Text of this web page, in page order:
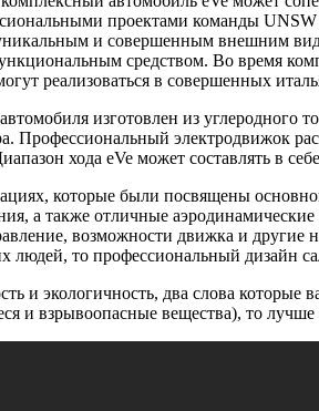
проектами команды UNSW
и совершенным внешним
средством. Во время
реализоваться в совершенных
изготовлен из
Профессиональный электродвижок
хода eVe может составлять в
которые были посвящены
а также отличные
возможности движка и
то профессиональный дизайн
и экологичность, два слова
и взрывоопасные вещества), то